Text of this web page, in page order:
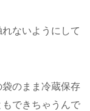
ないようにして
のまま冷蔵保存
できちゃうんで